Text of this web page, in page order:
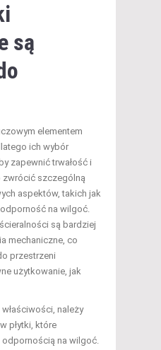
są
elementem
ich wybór
zapewnić trwałość i
zwrócić szczególną
aspektów, takich jak
na wilgoć.
są bardziej
mechaniczne, co
przestrzeni
użytkowanie, jak
należy
płytki, które
odpornością na wilgoć.